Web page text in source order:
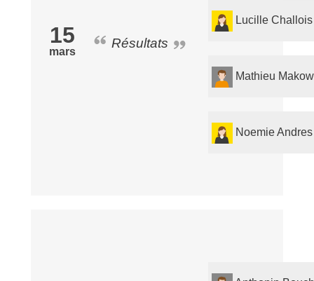
15
mars
Résultats
Lucille Challois
Mathieu
Noemie Andres